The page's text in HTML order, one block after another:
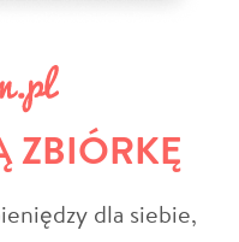
ZBIÓRKĘ
dla siebie,